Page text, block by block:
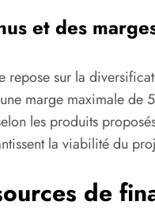
et des
sur la
marge maximale de
les produits
la viabilité du
de